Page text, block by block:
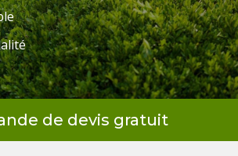
de devis gratuit